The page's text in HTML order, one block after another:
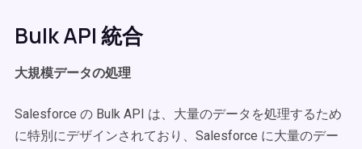
Bulk API 統合
大規模データの処理
Salesforce の Bulk API は、大量のデータを処理するため
に特別にデザインされており、Salesforce に大量のデー